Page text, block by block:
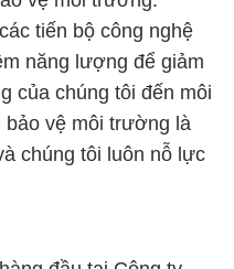
chúng tôi luôn nỗ lực
đầu tại Công ty
ngũ chăm sóc
sẵn sàng hỗ trợ bạn
thắc mắc và đảm bảo
tốt nhất. Chúng tôi hiểu